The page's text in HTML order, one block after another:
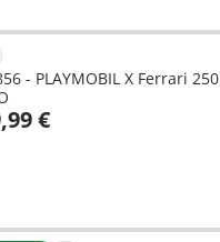
- PLAYMOBIL X Ferrari 250
€